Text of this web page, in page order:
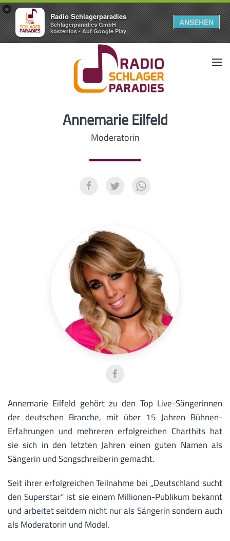
×
Radio Schlagerparadies
Schlagerparadies GmbH
kostenlos - Auf Google Play
ANSEHEN
Annemarie Eilfeld
Moderatorin
Annemarie Eilfeld gehört zu den Top Live-Sängerinnen
der deutschen Branche, mit über 15 Jahren Bühnen-
Erfahrungen und mehreren erfolgreichen Charthits hat
sie sich in den letzten Jahren einen guten Namen als
Sängerin und Songschreiberin gemacht.
Seit ihrer erfolgreichen Teilnahme bei „Deutschland sucht
den Superstar“ ist sie einem Millionen-Publikum bekannt
und arbeitet seitdem nicht nur als Sängerin sondern auch
als Moderatorin und Model.